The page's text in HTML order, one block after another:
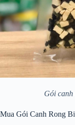
Gói canh
Mua Gói Canh Rong